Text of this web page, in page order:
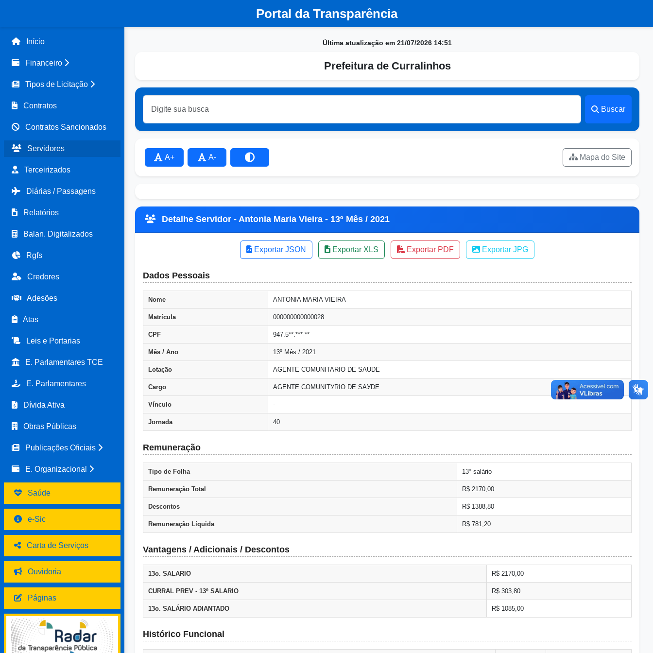
Portal da Transparência
Início
Financeiro
Tipos de Licitação
Contratos
Contratos Sancionados
Servidores
Terceirizados
Diárias / Passagens
Relatórios
Balan. Digitalizados
Rgfs
Credores
Adesões
Atas
Leis e Portarias
E. Parlamentares TCE
E. Parlamentares
Dívida Ativa
Obras Públicas
Publicações Oficiais
E. Organizacional
Saúde
e-Sic
Carta de Serviços
Ouvidoria
Páginas
Última atualização em 21/07/2026 14:51
Prefeitura de Curralinhos
Buscar
A+ A- Mapa do Site
Detalhe Servidor - Antonia Maria Vieira - 13º Mês / 2021
Exportar JSON Exportar XLS Exportar PDF Exportar JPG
Dados Pessoais
Nome ANTONIA MARIA VIEIRA
Matrícula 000000000000028
CPF 947.5**.***-**
Mês / Ano 13º Mês / 2021
Lotação AGENTE COMUNITARIO DE SAUDE
Cargo AGENTE COMUNITУRIO DE SAУDE
Vínculo -
Jornada 40
Remuneração
Tipo de Folha 13º salário
Remuneração Total R$ 2170,00
Descontos R$ 1388,80
Remuneração Líquida R$ 781,20
Vantagens / Adicionais / Descontos
13o. SALARIO R$ 2170,00
CURRAL PREV - 13º SALARIO R$ 303,80
13o. SALÁRIO ADIANTADO R$ 1085,00
Histórico Funcional